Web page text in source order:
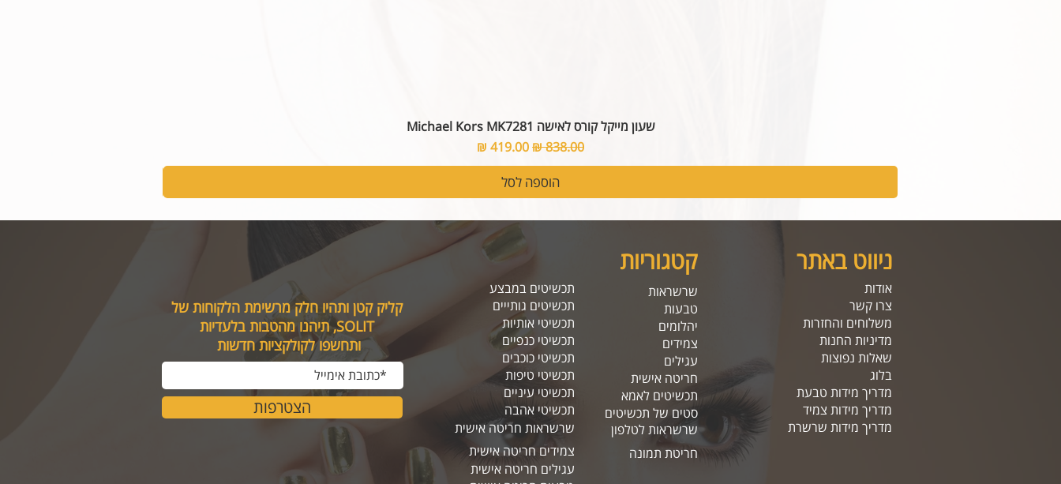
שעון מייקל קורס לאישה Michael Kors MK7281
מחיר רגיל מחיר מבצע
הוספה לסל
קטגוריות ניווט באתר
קליק קטן ותהיו חלק מרשימת הלקוחות של
SOLIT, תיהנו מהטבות בלעדיות
ותחשפו לקולקציות חדשות
הצטרפות
שרשראות
טבעות
יהלומים
צמידים
עגילים
חריטה אישית
תכשיטים לאמא
סטים של תכשיטים
תכשיטים במבצע
תכשיטים גותייים
תכשיטי אותיות
תכשיטי כנפיים
תכשיטי כוכבים
תכשיטי טיפות
תכשיטי עיניים
תכשיטי אהבה
שרשראות חריטה אישית
צמידים חריטה אישית
שרשראות לטלפון
אודות
צרו קשר
משלוחים והחזרות
מדיניות החנות
שאלות נפוצות
בלוג
מדריך מידות טבעת
מדריך מידות צמיד
מדריך מידות שרשרת
עגילים חריטה אישית
חריטת תמונה